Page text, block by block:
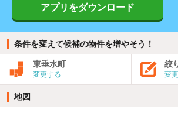
アプリをダウンロード
条件を変えて候補の物件を増やそう！
東垂水町
変更する
絞
変
地図